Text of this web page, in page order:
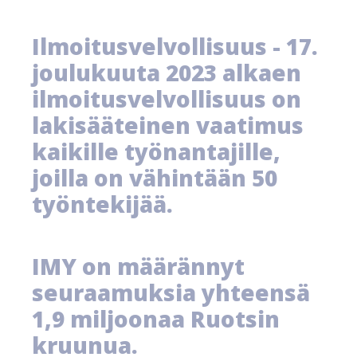
Ilmoitusvelvollisuus - 17.
joulukuuta 2023 alkaen
ilmoitusvelvollisuus on
lakisääteinen vaatimus
kaikille työnantajille,
joilla on vähintään 50
työntekijää.
IMY on määrännyt
seuraamuksia yhteensä
1,9 miljoonaa Ruotsin
kruunua.